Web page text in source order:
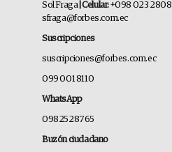
Sol Fraga| Celular:+098 023 2808
sfraga@forbes.com.ec
Suscripciones
suscripciones@forbes.com.ec
099 001 8110
WhatsApp
0982528765
Buzón ciudadano